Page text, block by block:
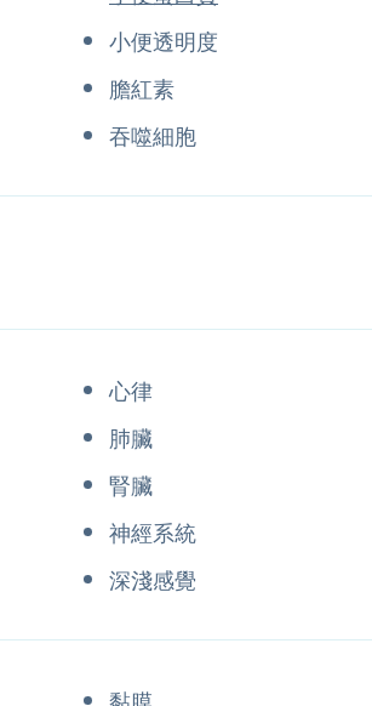
小便透明度
膽紅素
吞噬細胞
心律
肺臟
腎臟
神經系統
深淺感覺